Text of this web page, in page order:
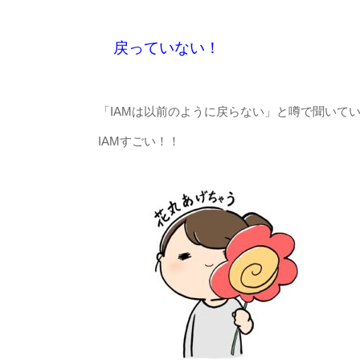
戻っていない！
「IAMは以前のように戻らない」と噂で聞いて
IAMすごい！！